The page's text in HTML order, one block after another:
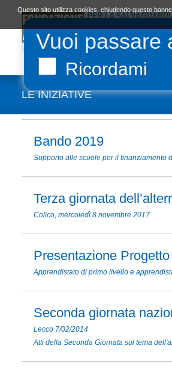
Vuoi passare
Ricordami
LA FONDAZIONE
LE INIZIATIVE
Bando 2019
Supporto alle scuole per il finanziamento
Terza giornata
Colico, mercoledì 8 novembre 2017
Presentazione
Apprendistato di primo livello e
Seconda giornata
Lecco 7/02/2014
Atti della Seconda Giornata sul tema
Questo sito utilizza cookies, chiudendo questo